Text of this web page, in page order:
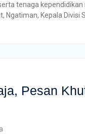
tenaga
Kepala Divisi
Pesan